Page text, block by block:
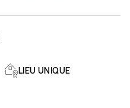
LIEU UNIQUE